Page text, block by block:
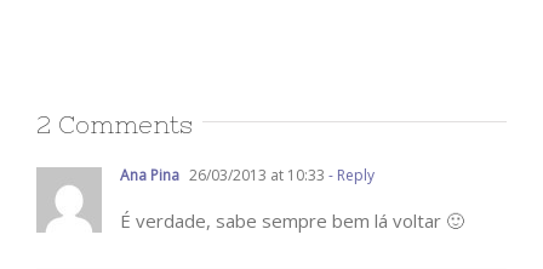
2 Comments
Ana Pina 26/03/2013 at 10:33 - Reply
É verdade, sabe sempre bem lá voltar 🙂